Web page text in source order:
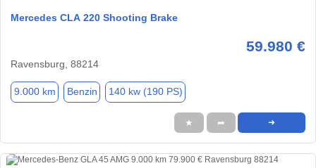
Mercedes CLA 220 Shooting Brake
59.980 €
Ravensburg, 88214
9.000 km Benzin 140 kw (190 PS)
★ ➦ ➜